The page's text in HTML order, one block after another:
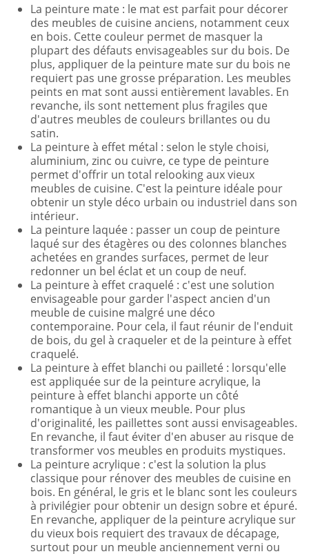
La peinture mate : le mat est parfait pour décorer
des meubles de cuisine anciens, notamment ceux
en bois. Cette couleur permet de masquer la
plupart des défauts envisageables sur du bois. De
plus, appliquer de la peinture mate sur du bois ne
requiert pas une grosse préparation. Les meubles
peints en mat sont aussi entièrement lavables. En
revanche, ils sont nettement plus fragiles que
d'autres meubles de couleurs brillantes ou du
satin.
La peinture à effet métal : selon le style choisi,
aluminium, zinc ou cuivre, ce type de peinture
permet d'offrir un total relooking aux vieux
meubles de cuisine. C'est la peinture idéale pour
obtenir un style déco urbain ou industriel dans son
intérieur.
La peinture laquée : passer un coup de peinture
laqué sur des étagères ou des colonnes blanches
achetées en grandes surfaces, permet de leur
redonner un bel éclat et un coup de neuf.
La peinture à effet craquelé : c'est une solution
envisageable pour garder l'aspect ancien d'un
meuble de cuisine malgré une déco
contemporaine. Pour cela, il faut réunir de l'enduit
de bois, du gel à craqueler et de la peinture à effet
craquelé.
La peinture à effet blanchi ou pailleté : lorsqu'elle
est appliquée sur de la peinture acrylique, la
peinture à effet blanchi apporte un côté
romantique à un vieux meuble. Pour plus
d'originalité, les paillettes sont aussi envisageables.
En revanche, il faut éviter d'en abuser au risque de
transformer vos meubles en produits mystiques.
La peinture acrylique : c'est la solution la plus
classique pour rénover des meubles de cuisine en
bois. En général, le gris et le blanc sont les couleurs
à privilégier pour obtenir un design sobre et épuré.
En revanche, appliquer de la peinture acrylique sur
du vieux bois requiert des travaux de décapage,
surtout pour un meuble anciennement verni ou